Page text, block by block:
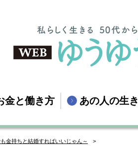
金と働き方 あの人の生
金持ちと結婚すればいいじゃん～